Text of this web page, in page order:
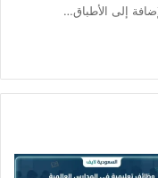
إلى الأطباق…